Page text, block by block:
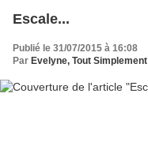
Escale...
Publié le 31/07/2015 à 16:08
Par Evelyne, Tout Simplement